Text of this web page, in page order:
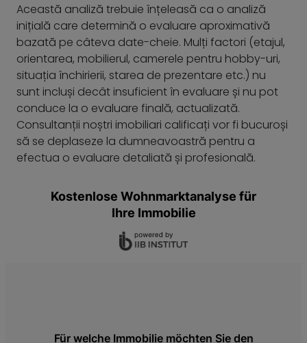
Această analiză trebuie înțeleasă ca o analiză
inițială care determină o evaluare aproximativă
bazată pe câteva date-cheie. Mulți factori (etajul,
orientarea, mobilierul, camerele pentru hobby-uri,
situația închirierii, starea de prezentare etc.) nu
sunt incluși decât insuficient în evaluare și nu pot
conduce la o evaluare finală, actualizată.
Consultanții noștri imobiliari calificați vor fi bucuroși
să se deplaseze la dumneavoastră pentru a
efectua o evaluare detaliată și profesională.